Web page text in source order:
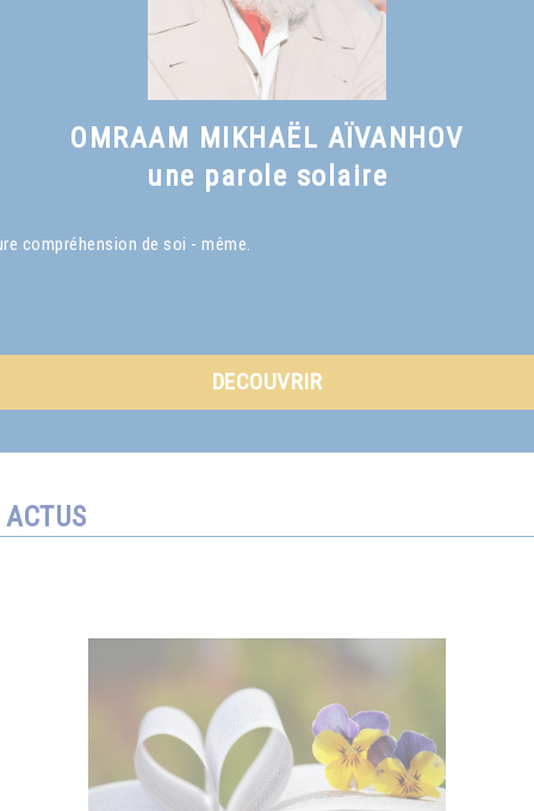
OMRAAM MIKHAËL AÏVANHOV
une parole solaire
compréhension de soi - même.
DECOUVRIR
ACTUS